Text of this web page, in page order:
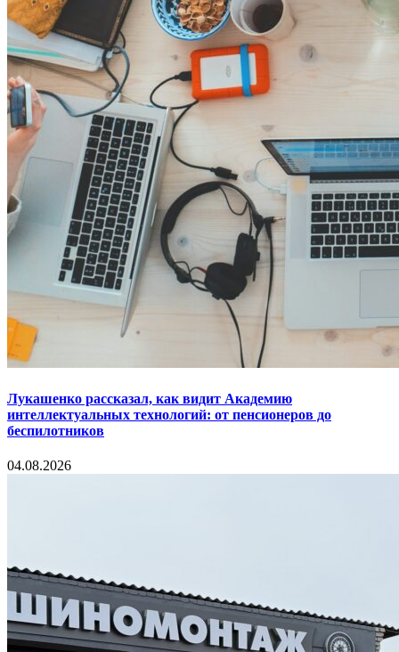
Лукашенко рассказал, как видит Академию
интеллектуальных технологий: от пенсионеров до
беспилотников
04.08.2026